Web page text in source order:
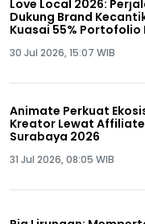
Love Local 2026:
Dukung Brand
Kuasai 55% Portofolio
30 Jul 2026, 15:07 WIB
Animate Perkuat
Kreator Lewat
Surabaya 2026
31 Jul 2026, 08:05 WIB